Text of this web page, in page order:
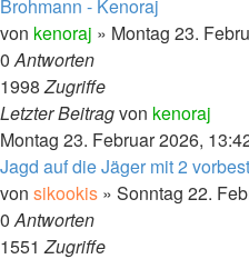
Brohmann - Kenoraj
von kenoraj » Montag 23.
0Antworten
1998Zugriffe
Letzter Beitragvon kenoraj
Montag 23. Februar 2026,
Jagd auf die Jäger mit 2
von sikookis » Sonntag 22.
0Antworten
1551Zugriffe